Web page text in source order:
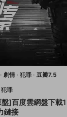
· 劇情 · 犯罪 · 豆瓣7.5
犯罪
]百度雲網盤下載1
鏈接